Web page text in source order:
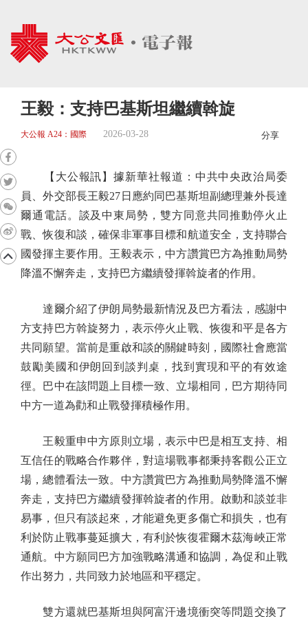
王毅：支持巴基斯坦繼續斡旋
大公報 A24：國際 2026-03-28 分享
【大公報訊】據新華社報道：中共中央政治局委
員、外交部長王毅27日應約同巴基斯坦副總理兼外長達
爾通電話。談及中東局勢，雙方同意共同推動停火止
戰、恢復和談，確保非軍事目標和航道安全，支持聯合
國發揮主要作用。王毅表示，中方讚賞巴方為推動局勢
降溫不懈奔走，支持巴方繼續發揮斡旋者的作用。
達爾介紹了伊朗局勢最新情況及巴方看法，感謝中
方支持巴方斡旋努力，表示停火止戰、恢復和平是各方
共同願望。當前是重啟和談的關鍵時刻，國際社會應當
鼓勵美國和伊朗回到談判桌，找到實現和平的有效途
徑。巴中在該問題上目標一致、立場相同，巴方期待同
中方一道為勸和止戰發揮積極作用。
王毅重申中方原則立場，表示中巴是相互支持、相
互信任的戰略合作夥伴，對這場戰事都秉持客觀公正立
場，總體看法一致。中方讚賞巴方為推動局勢降溫不懈
奔走，支持巴方繼續發揮斡旋者的作用。啟動和談並非
易事，但只有談起來，才能避免更多傷亡和損失，也有
利於防止戰事蔓延擴大，有利於恢復霍爾木茲海峽正常
通航。中方願同巴方加強戰略溝通和協調，為促和止戰
作出努力，共同致力於地區和平穩定。
雙方還就巴基斯坦與阿富汗邊境衝突等問題交換了